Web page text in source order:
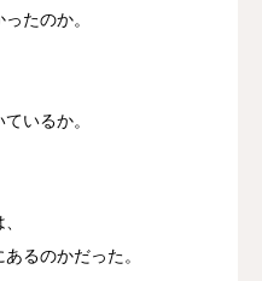
たのか。
いるか。
るのかだった。